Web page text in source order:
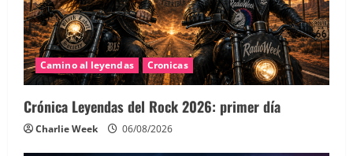
Camino al leyendas Cronicas
Crónica Leyendas del Rock 2026: primer día
Charlie Week 06/08/2026